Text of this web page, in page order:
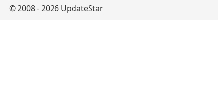
© 2008 - 2026 UpdateStar